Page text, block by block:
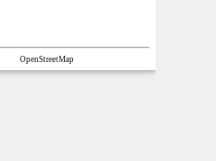
OpenStreetMap